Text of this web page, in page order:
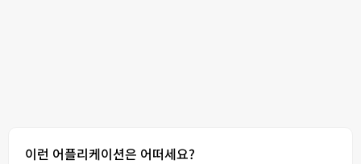
이런 어플리케이션은 어떠세요?